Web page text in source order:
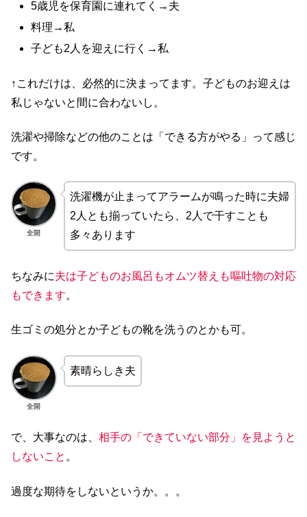
5歳児を保育園に連れてく→夫
料理→私
子ども2人を迎えに行く→私
↑これだけは、必然的に決まってます。子どものお迎えは
私じゃないと間に合わないし。
洗濯や掃除などの他のことは「できる方がやる」って感じ
です。
全開
洗濯機が止まってアラームが鳴った時に夫婦
2人とも揃っていたら、2人で干すことも
多々あります
ちなみに夫は子どものお風呂もオムツ替えも嘔吐物の対応
もできます。
生ゴミの処分とか子どもの靴を洗うのとかも可。
全開
素晴らしき夫
で、大事なのは、 相手の「できていない部分」を見ようと
しないこと 。
過度な期待をしないというか。。。